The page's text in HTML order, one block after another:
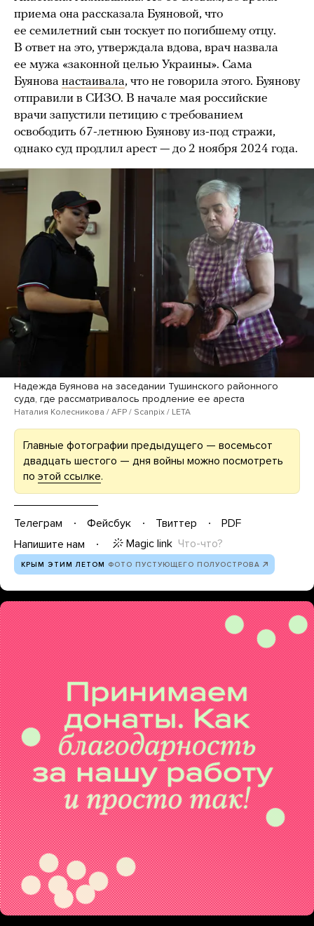
приема она рассказала Буяновой, что
ее семилетний сын тоскует по погибшему отцу.
В ответ на это, утверждала вдова, врач назвала
ее мужа «законной целью Украины». Сама
Буянова настаивала, что не говорила этого. Буянову
отправили в СИЗО. В начале мая российские
врачи запустили петицию с требованием
освободить 67-летнюю Буянову из-под стражи,
однако суд продлил арест — до 2 ноября 2024 года.
Надежда Буянова на заседании Тушинского районного
суда, где рассматривалось продление ее ареста
Наталия Колесникова / AFP / Scanpix / LETA
Главные фотографии предыдущего — восемьсот
двадцать шестого — дня войны можно посмотреть
по этой ссылке.
Телеграм Фейсбук Твиттер
PDF
Напишите нам
Magic link Что-что?
КРЫМ ЭТИМ ЛЕТОМ ФОТО ПУСТУЮЩЕГО ПОЛУОСТРОВА